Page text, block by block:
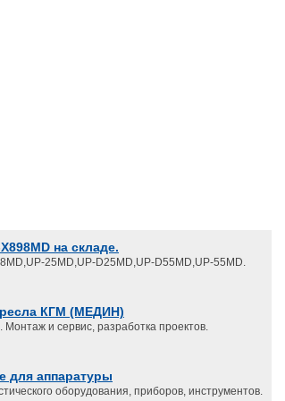
на складе.
25MD,UP-D25MD,UP-D55MD,UP-55MD.
КГМ (МЕДИН)
Монтаж и сервис, разработка проектов.
для аппаратуры
оборудования, приборов, инструментов.